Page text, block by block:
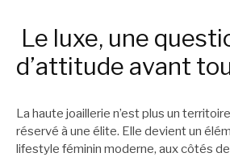
Le luxe, une
d’attitude avant
La haute joaillerie n’est plus un
réservé à une élite. Elle devient un
lifestyle féminin moderne, aux côtés